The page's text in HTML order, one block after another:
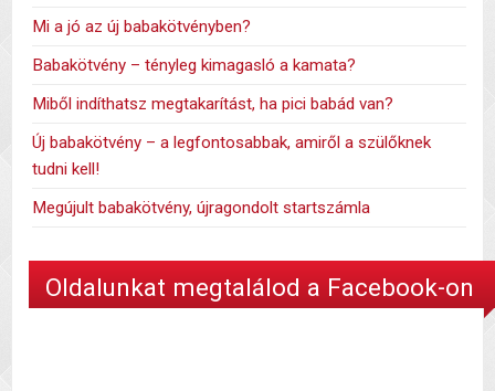
Mi a jó az új babakötvényben?
Babakötvény – tényleg kimagasló a kamata?
Miből indíthatsz megtakarítást, ha pici babád van?
Új babakötvény – a legfontosabbak, amiről a szülőknek
tudni kell!
Megújult babakötvény, újragondolt startszámla
Oldalunkat megtalálod a Facebook-on